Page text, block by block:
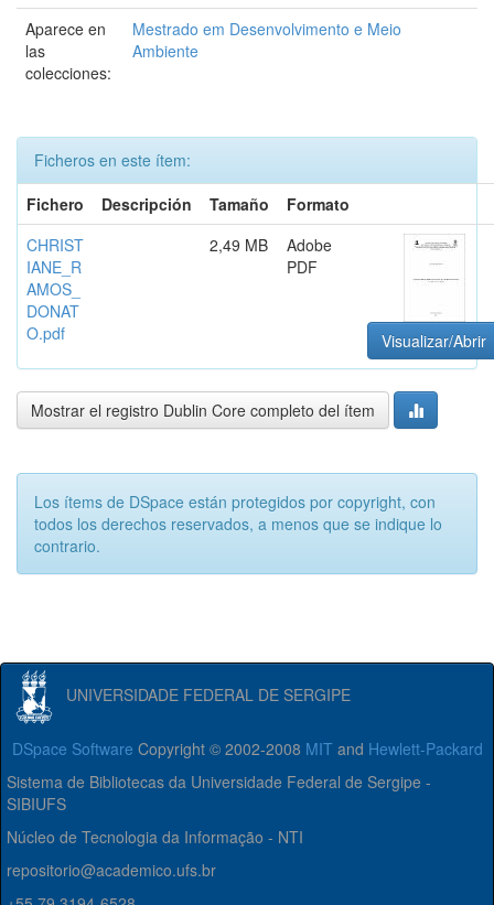
Aparece en
las
colecciones:
Mestrado em Desenvolvimento e Meio
Ambiente
Ficheros en este ítem:
Fichero
Descripción Tamaño
Formato
CHRIST
IANE_R
AMOS_
DONAT
O.pdf
2,49 MB
Adobe
PDF
Visualizar/Abrir
Mostrar el registro Dublin Core completo del ítem
Los ítems de DSpace están protegidos por copyright, con
todos los derechos reservados, a menos que se indique lo
contrario.
UNIVERSIDADE FEDERAL DE SERGIPE
DSpace Software Copyright © 2002-2008 MIT and Hewlett-Packard
Sistema de Bibliotecas da Universidade Federal de Sergipe -
SIBIUFS
Núcleo de Tecnologia da Informação - NTI
repositorio@academico.ufs.br